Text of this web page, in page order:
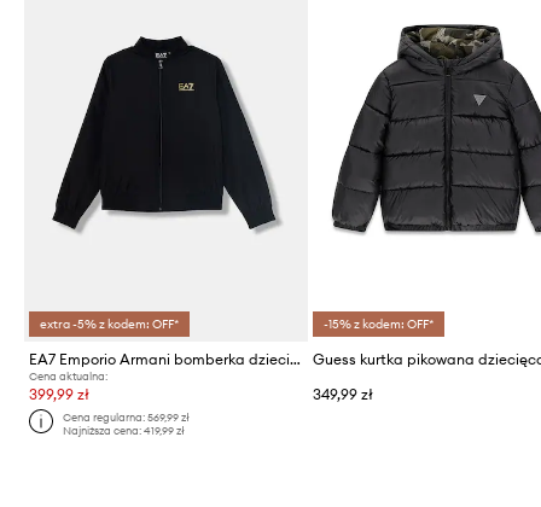
extra -5% z kodem: OFF*
EA7 Emporio Armani bomberka dziecięca
Cena aktualna:
399,99 zł
Cena regularna:569,99 zł
Najniższa cena:419,99 zł
-15% z kodem: OFF*
Guess kurtka pikowana
349,99 zł